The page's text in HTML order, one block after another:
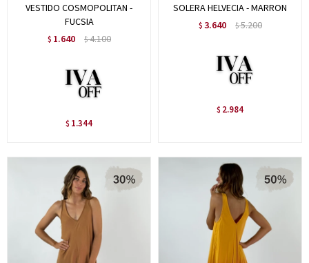
VESTIDO COSMOPOLITAN -
FUCSIA
$ 1.640 $4.100
$ 1.344
SOLERA HELVECIA - MARRON
$ 3.640 $5.200
$ 2.984